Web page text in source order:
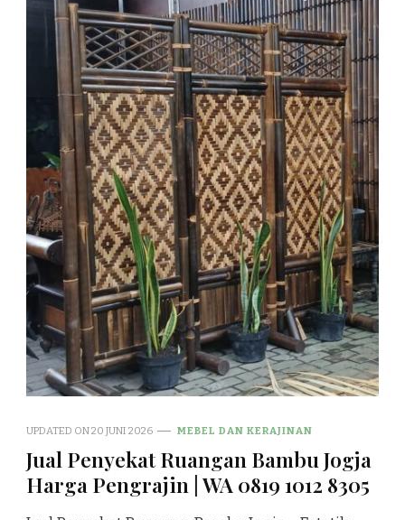
UPDATED ON20 JUNI 2026 MEBEL DAN KERAJINAN
Jual Penyekat Ruangan Bambu Jogja
Harga Pengrajin | WA 0819 1012 8305